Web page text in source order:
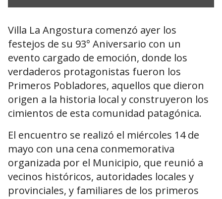
Villa La Angostura comenzó ayer los
festejos de su 93° Aniversario con un
evento cargado de emoción, donde los
verdaderos protagonistas fueron los
Primeros Pobladores, aquellos que dieron
origen a la historia local y construyeron los
cimientos de esta comunidad patagónica.
El encuentro se realizó el miércoles 14 de
mayo con una cena conmemorativa
organizada por el Municipio, que reunió a
vecinos históricos, autoridades locales y
provinciales, y familiares de los primeros